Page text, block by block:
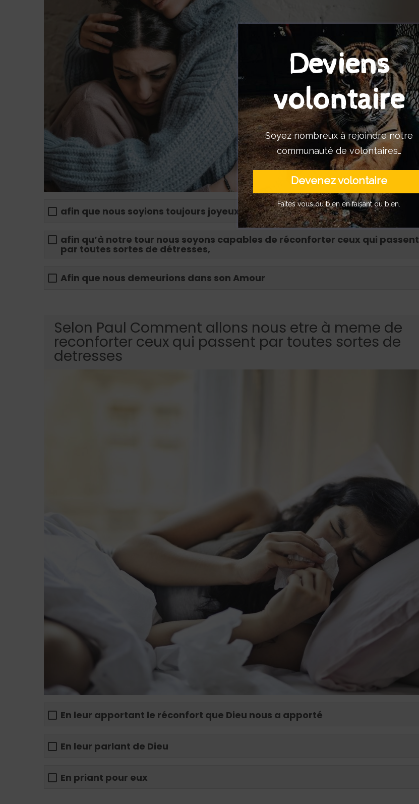
afin que nous soyions toujours joyeux
afin qu’à notre tour nous soyons capables de réconforter ceux qui passent
par toutes sortes de détresses,
Afin que nous demeurions dans son Amour
Selon Paul Comment allons nous etre à meme de
reconforter ceux qui passent par toutes sortes de
detresses
En leur apportant le réconfort que Dieu nous a apporté
En leur parlant de Dieu
En priant pour eux
Deviens
volontaire
Soyez nombreux à rejoindre notre
communauté de volontaires…
Devenez volontaire
Faîtes vous du bien en faisant du bien.